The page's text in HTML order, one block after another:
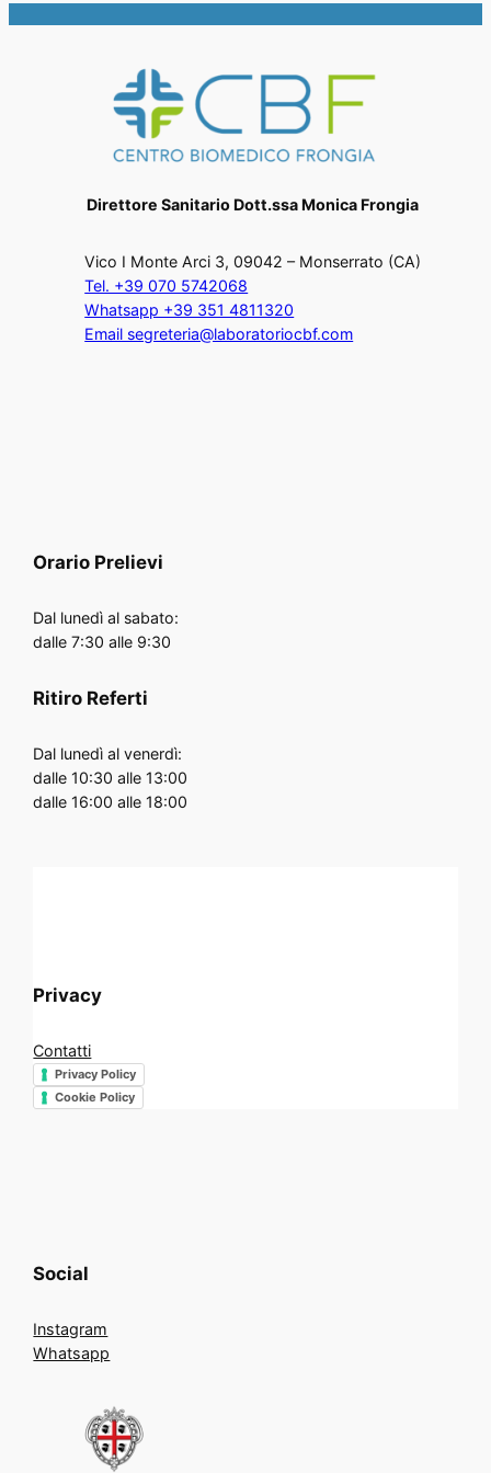
Direttore Sanitario Dott.ssa Monica Frongia
Vico I Monte Arci 3, 09042 – Monserrato (CA)
Tel. +39 070 5742068
Whatsapp +39 351 4811320
Email segreteria@laboratoriocbf.com
Orario Prelievi
Dal lunedì al sabato:
dalle 7:30 alle 9:30
Ritiro Referti
Dal lunedì al venerdì:
dalle 10:30 alle 13:00
dalle 16:00 alle 18:00
Privacy
Contatti
Privacy Policy
Cookie Policy
Social
Instagram
Whatsapp